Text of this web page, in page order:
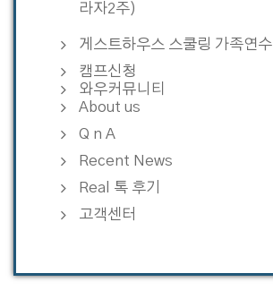
라자2주)
게스트하우스 스쿨링 가족연수
캠프신청
와우커뮤니티
About us
Q n A
Recent News
Real 톡 후기
고객센터